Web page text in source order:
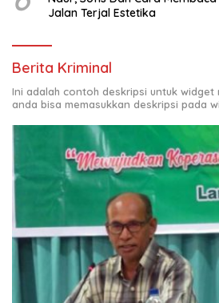
Jalan Terjal Estetika
Berita Kriminal
Ini adalah contoh deskripsi untuk
anda bisa memasukkan deskripsi pada